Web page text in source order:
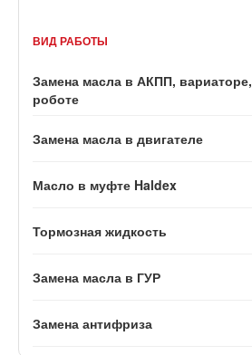
ВИД РАБОТЫ
Замена масла в АКПП, вариаторе,
роботе
Замена масла в двигателе
Масло в муфте Haldex
Тормозная жидкость
Замена масла в ГУР
Замена антифриза